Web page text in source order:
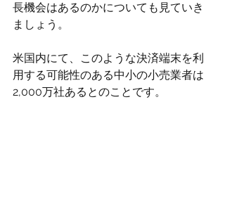
長機会はあるのかについても見ていき
ましょう。
米国内にて、このような決済端末を利
用する可能性のある中小の小売業者は
2,000万社あるとのことです。